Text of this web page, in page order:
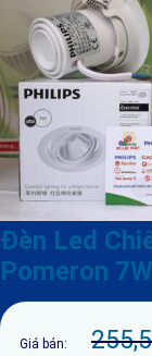
Đèn Led
Pomeron
Giá bán: